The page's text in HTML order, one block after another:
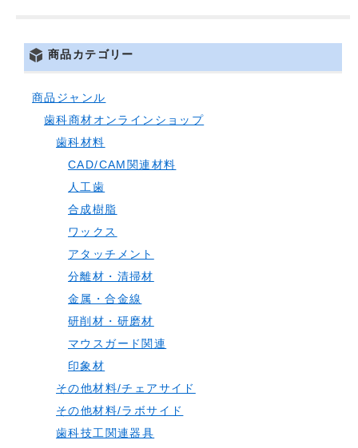
商品カテゴリー
商品ジャンル
歯科商材オンラインショップ
歯科材料
CAD/CAM関連材料
人工歯
合成樹脂
ワックス
アタッチメント
分離材・清掃材
金属・合金線
研削材・研磨材
マウスガード関連
印象材
その他材料/チェアサイド
その他材料/ラボサイド
歯科技工関連器具